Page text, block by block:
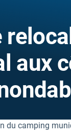
aux